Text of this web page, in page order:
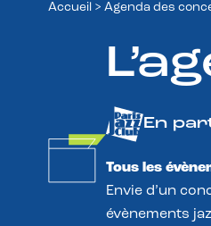
Accueil > Agenda des
En
Tous les
Envie d’un
évènements